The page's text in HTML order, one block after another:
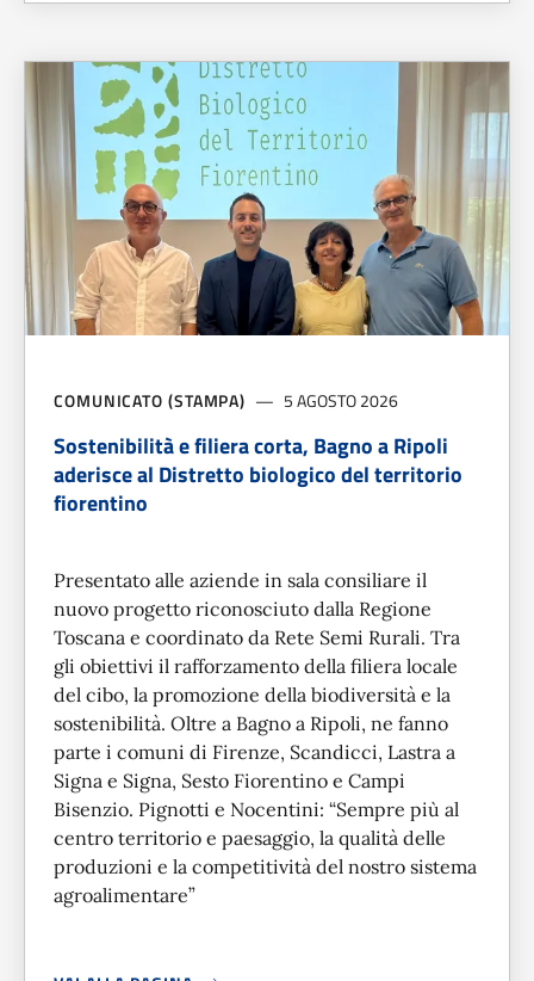
COMUNICATO (STAMPA) 5 AGOSTO 2026
Sostenibilità e filiera corta, Bagno a Ripoli
aderisce al Distretto biologico del territorio
fiorentino
Presentato alle aziende in sala consiliare il
nuovo progetto riconosciuto dalla Regione
Toscana e coordinato da Rete Semi Rurali. Tra
gli obiettivi il rafforzamento della filiera locale
del cibo, la promozione della biodiversità e la
sostenibilità. Oltre a Bagno a Ripoli, ne fanno
parte i comuni di Firenze, Scandicci, Lastra a
Signa e Signa, Sesto Fiorentino e Campi
Bisenzio. Pignotti e Nocentini: “Sempre più al
centro territorio e paesaggio, la qualità delle
produzioni e la competitività del nostro sistema
agroalimentare”